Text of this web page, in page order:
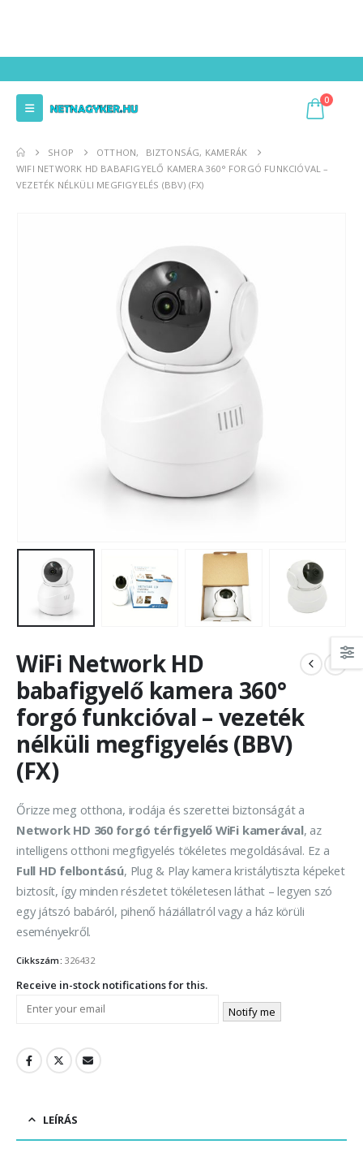
0
SHOP OTTHON,
BIZTONSÁG, KAMERÁK
WIFI NETWORK HD BABAFIGYELŐ KAMERA 360° FORGÓ FUNKCIÓVAL –
VEZETÉK NÉLKÜLI MEGFIGYELÉS (BBV) (FX)
WiFi Network HD
babafigyelő kamera 360°
forgó funkcióval – vezeték
nélküli megfigyelés (BBV)
(FX)
Őrizze meg otthona, irodája és szerettei biztonságát a
Network HD 360 forgó térfigyelő WiFi kamerával, az
intelligens otthoni megfigyelés tökéletes megoldásával. Ez a
Full HD felbontású, Plug & Play kamera kristálytiszta képeket
biztosít, így minden részletet tökéletesen láthat – legyen szó
egy játszó babáról, pihenő háziállatról vagy a ház körüli
eseményekről.
Cikkszám: 326432
Receive in-stock notifications for this.
Notify me
LEÍRÁS